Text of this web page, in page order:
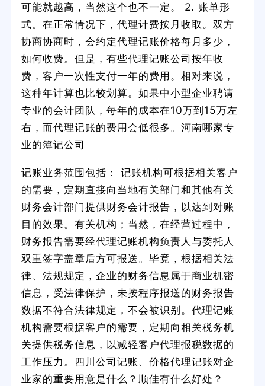
可能就越高，当然这个也不一定。 2. 账单形
式。在正常情况下，代理计费按月收取。双方
协商协商时，会约定代理记账价格每月多少，
如何收费。但是，有些代理记账公司按年收
费，客户一次性支付一年的费用。相对来说，
这种年计算也比较划算。如果中小型企业聘请
专业的会计团队，每年的成本在10万到15万左
右，而代理记账的费用会低很多。河南哪家专
业的簿记公司
记账业务范围包括： 记账机构可根据相关客户
的需要，定期直接向当地有关部门和其他有关
财务会计部门提供财务会计报告，以达到对账
目的效果。有关机构；当然，在经营过程中，
财务报告需要经代理记账机构负责人与委托人
双重签字盖章后方可报送。毕竟，根据相关法
律、法规规定，企业的财务信息属于商业机密
信息，受法律保护，未按程序报送的财务报告
数据不符合法律规定，不会被识别。代理记账
机构需要根据客户的需要，定期向相关税务机
关提供税务信息，以减轻客户代理报税数据的
工作压力。四川公司记账、价格代理记账对企
业家的重要用意是什么？顺佳有什么好处？